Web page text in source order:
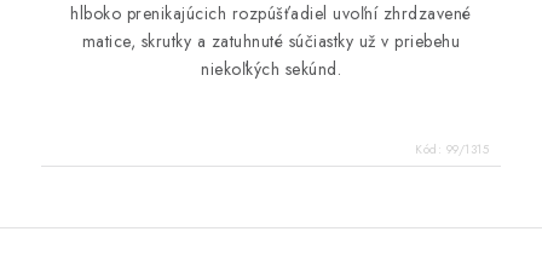
hlboko prenikajúcich rozpúšťadiel uvoľní zhrdzavené
matice, skrutky a zatuhnuté súčiastky už v priebehu
niekoľkých sekúnd.
Kód: 99/1315